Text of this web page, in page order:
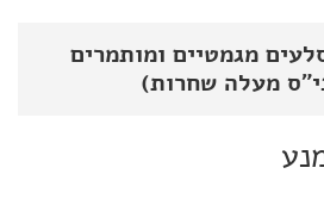
מגמטיים ומותמרים
מעלה שחרות)